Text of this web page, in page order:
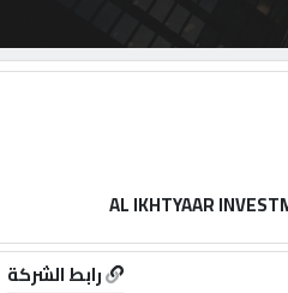
رابط الشركة